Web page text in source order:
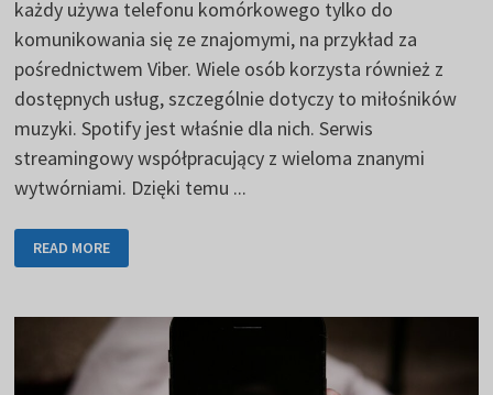
każdy używa telefonu komórkowego tylko do
komunikowania się ze znajomymi, na przykład za
pośrednictwem Viber. Wiele osób korzysta również z
dostępnych usług, szczególnie dotyczy to miłośników
muzyki. Spotify jest właśnie dla nich. Serwis
streamingowy współpracujący z wieloma znanymi
wytwórniami. Dzięki temu ...
STREAMUJ
MUZYKĘ
ZE
TELEFONIE
KOMÓRKOWYM
READ MORE